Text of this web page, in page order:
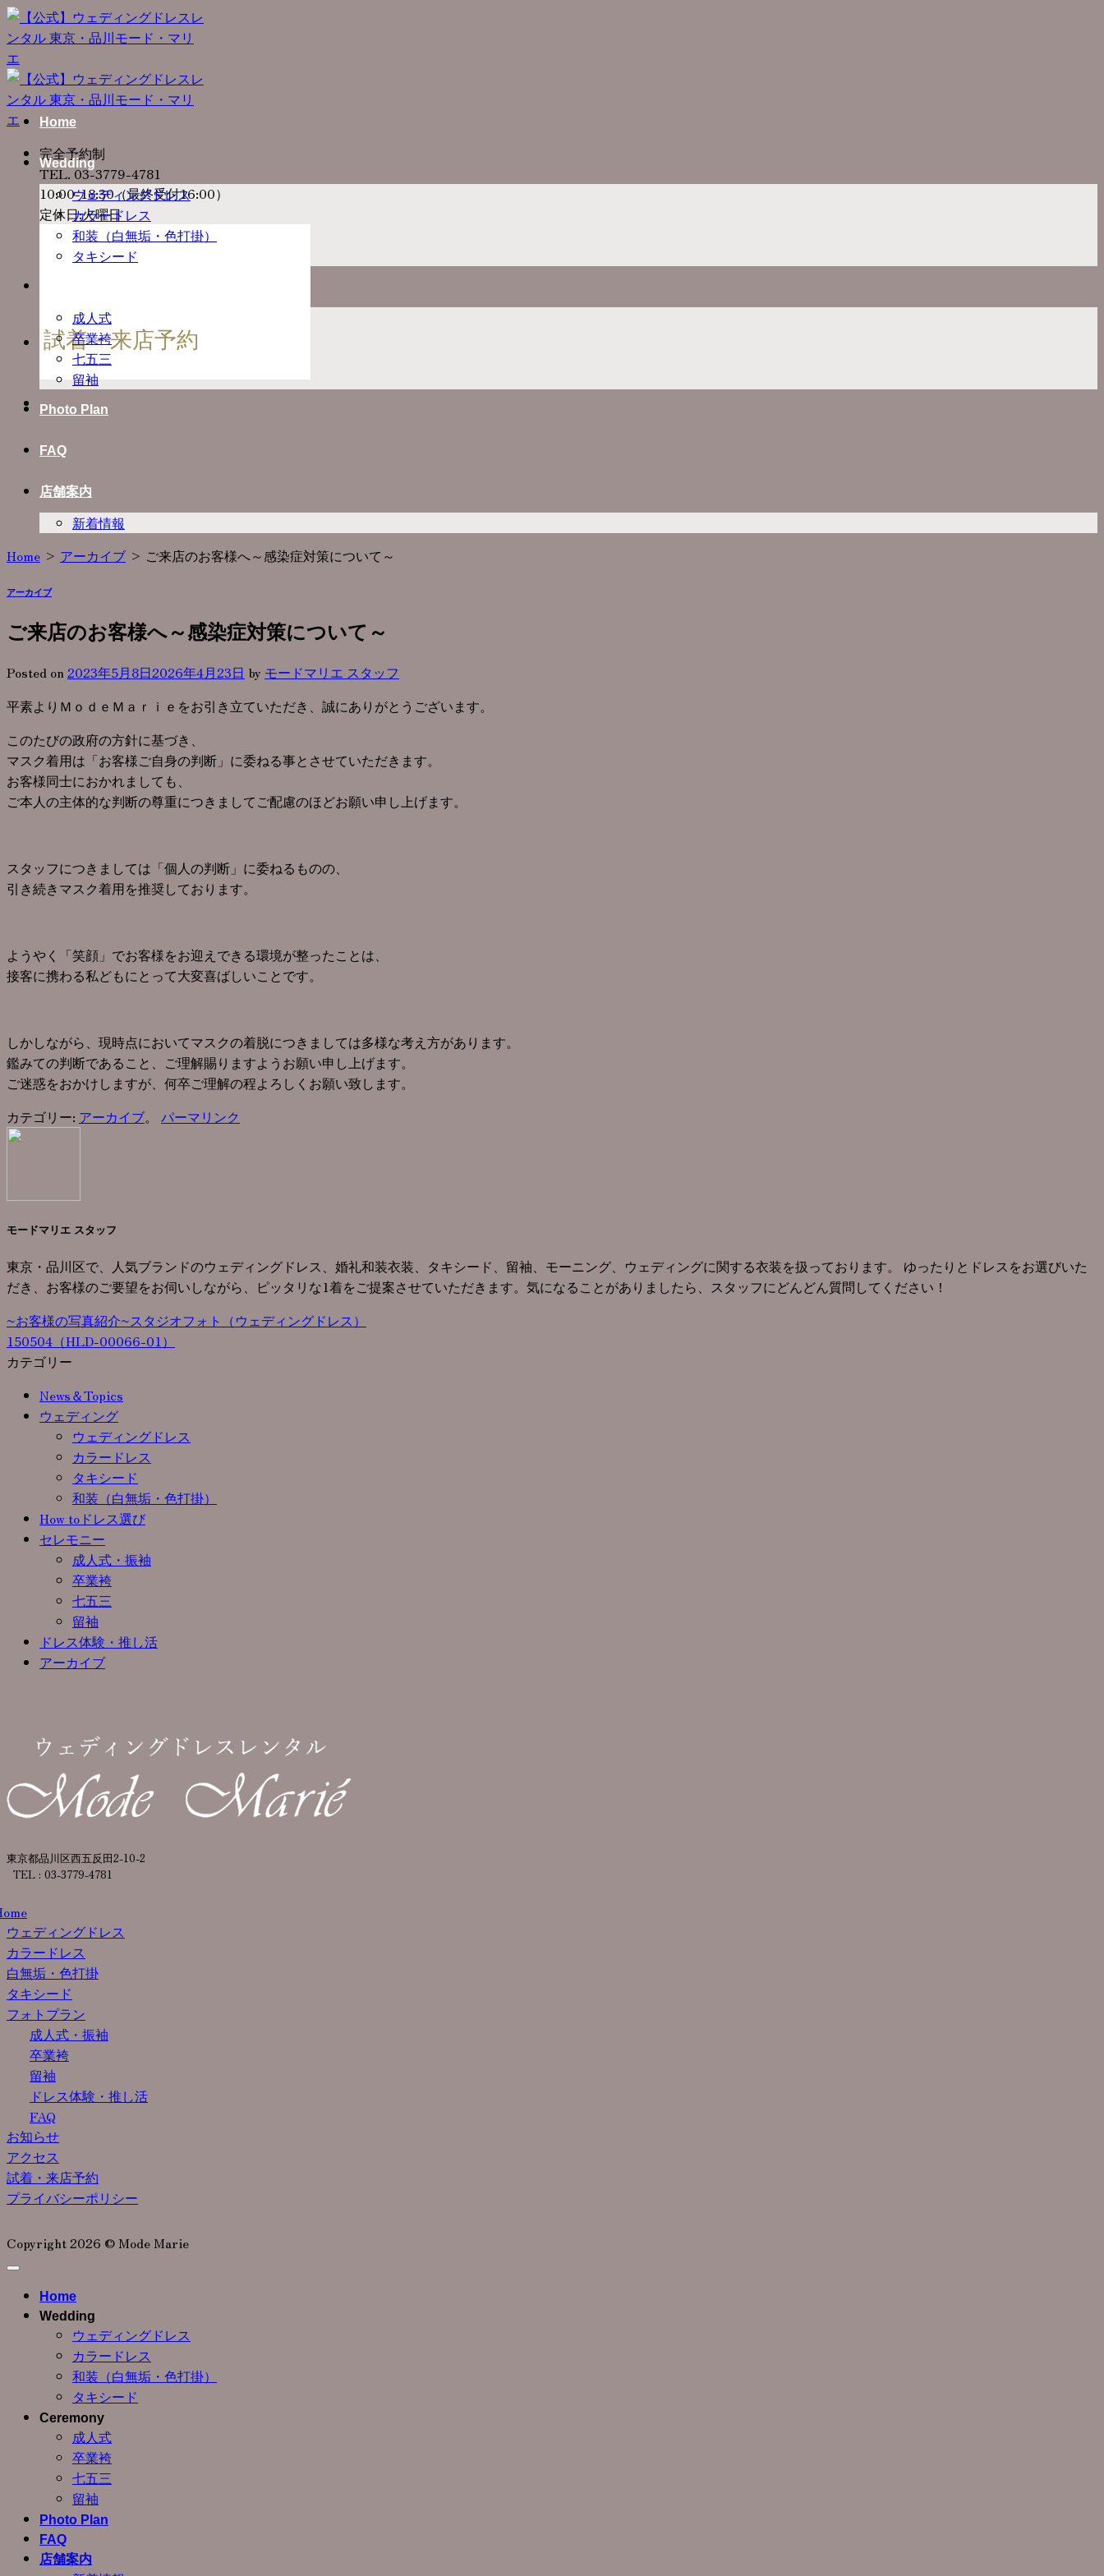
Skip
to
content
完全予約制
TEL. 03-3779-4781
10:00-18:30（最終受付16:00）
定休日:火曜日
試着・来店予約
Home
Wedding
ウェディングドレス
カラードレス
和装（白無垢・色打掛）
タキシード
成人式
卒業袴
七五三
留袖
Photo Plan
FAQ
店舗案内
新着情報
Home > アーカイブ > ご来店のお客様へ～感染症対策について～
アーカイブ
ご来店のお客様へ～感染症対策について～
Posted on 2023年5月8日2026年4月23日 by モードマリエ スタッフ
平素よりＭｏｄｅＭａｒｉｅをお引き立ていただき、誠にありがとうございます。
このたびの政府の方針に基づき、
マスク着用は「お客様ご自身の判断」に委ねる事とさせていただきます。
お客様同士におかれましても、
ご本人の主体的な判断の尊重につきましてご配慮のほどお願い申し上げます。
スタッフにつきましては「個人の判断」に委ねるものの、
引き続きマスク着用を推奨しております。
ようやく「笑顔」でお客様をお迎えできる環境が整ったことは、
接客に携わる私どもにとって大変喜ばしいことです。
しかしながら、現時点においてマスクの着脱につきましては多様な考え方があります。
鑑みての判断であること、ご理解賜りますようお願い申し上げます。
ご迷惑をおかけしますが、何卒ご理解の程よろしくお願い致します。
カテゴリー: アーカイブ。 パーマリンク
モードマリエ スタッフ
東京・品川区で、人気ブランドのウェディングドレス、婚礼和装衣装、タキシード、留袖、モーニング、ウェディングに関する衣装を扱っております。 ゆったりとドレスをお選びいた
だき、お客様のご要望をお伺いしながら、ピッタリな1着をご提案させていただきます。気になることがありましたら、スタッフにどんどん質問してください！
~お客様の写真紹介~スタジオフォト（ウェディングドレス）
150504（HLD-00066-01）
カテゴリー
News＆Topics
ウェディング
ウェディングドレス
カラードレス
タキシード
和装（白無垢・色打掛）
How toドレス選び
セレモニー
成人式・振袖
卒業袴
七五三
留袖
ドレス体験・推し活
アーカイブ
東京都品川区西五反田2-10-2
TEL : 03-3779-4781
ウェディングドレス
カラードレス
白無垢・色打掛
タキシード
フォトプラン
成人式・振袖
卒業袴
留袖
ドレス体験・推し活
FAQ
お知らせ
アクセス
試着・来店予約
プライバシーポリシー
Copyright 2026 © Mode Marie
Home
Wedding
ウェディングドレス
カラードレス
和装（白無垢・色打掛）
タキシード
Ceremony
成人式
卒業袴
七五三
留袖
Photo Plan
FAQ
店舗案内